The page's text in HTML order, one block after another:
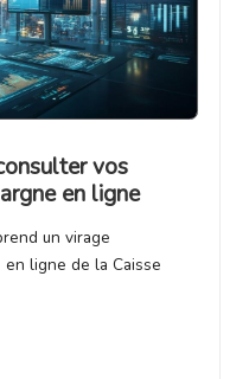
vos
en ligne
un virage
ligne de la Caisse